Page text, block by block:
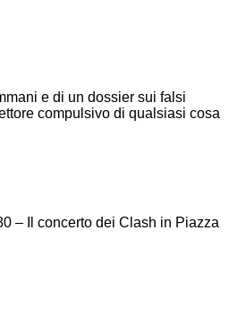
e di un dossier sui falsi
compulsivo di qualsiasi cosa
– Il concerto dei Clash in Piazza